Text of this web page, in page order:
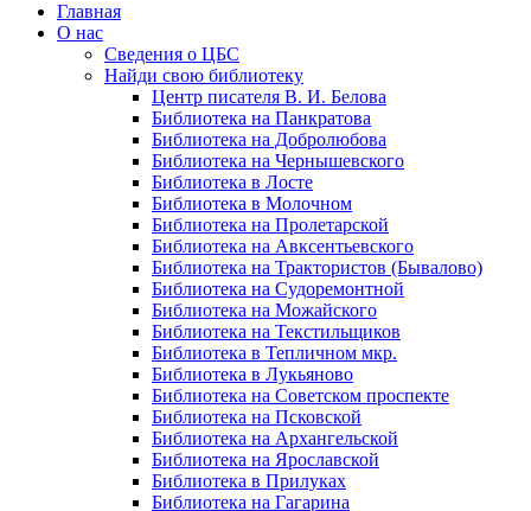
Главная
О нас
Сведения о ЦБС
Найди свою библиотеку
Центр писателя В. И. Белова
Библиотека на Панкратова
Библиотека на Добролюбова
Библиотека на Чернышевского
Библиотека в Лосте
Библиотека в Молочном
Библиотека на Пролетарской
Библиотека на Авксентьевского
Библиотека на Трактористов (Бывалово)
Библиотека на Судоремонтной
Библиотека на Можайского
Библиотека на Текстильщиков
Библиотека в Тепличном мкр.
Библиотека в Лукьяново
Библиотека на Советском проспекте
Библиотека на Псковской
Библиотека на Архангельской
Библиотека на Ярославской
Библиотека в Прилуках
Библиотека на Гагарина